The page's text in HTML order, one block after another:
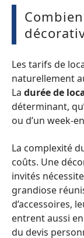
Les tarifs de
naturellement
La durée de
déterminant,
ou d’un week-
La complexité
coûts. Une
invités
grandiose
d’accessoires,
entrent aussi
du devis